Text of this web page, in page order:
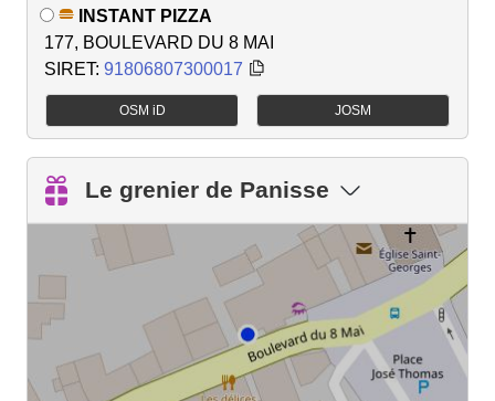
INSTANT PIZZA
177, BOULEVARD DU 8 MAI
SIRET: 91806807300017
OSM iD JOSM
Le grenier de Panisse